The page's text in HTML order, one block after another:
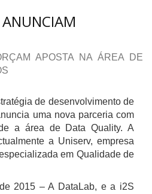
APOSTA NA ÁREA DE
de desenvolvimento de
uma nova parceria com
a área de Data Quality. A
a Uniserv, empresa
em Qualidade de
2015 – A DataLab, e a i2S